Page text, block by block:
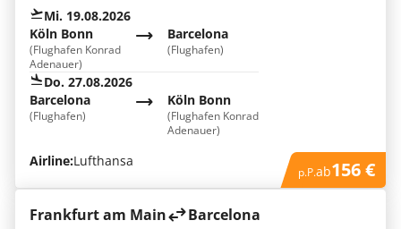
Mi. 19.08.2026
Köln Bonn
(Flughafen Konrad
Adenauer)
Barcelona
(Flughafen)
Do. 27.08.2026
Köln Bonn
(Flughafen Konrad
Adenauer)
Barcelona
(Flughafen)
Airline:Lufthansa
p.P.ab156 €
Frankfurt am Main Barcelona